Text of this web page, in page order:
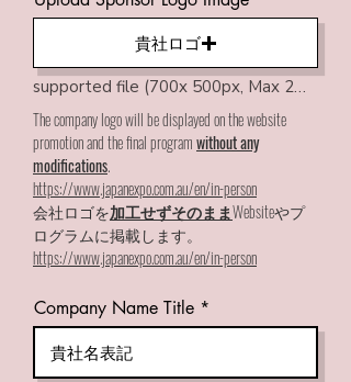
貴社ロゴ
supported file (700x 500px, Max 2MB)
The company logo will be displayed on the website
promotion and the final programwithout any
modifications.
https://www.japanexpo.com.au/en/in-person
会社ロゴを加工せずそのままWebsiteやプ
ログラムに掲載します。
https://www.japanexpo.com.au/en/in-person
Company Name Title